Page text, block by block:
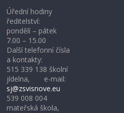
Úřední hodiny
ředitelství:
pondělí – pátek
7.00 – 15.00
Další telefonní čísla
a kontakty:
515 339 138 školní
jídelna, e-mail:
sj@zsvisnove.eu
539 008 004
mateřská škola,